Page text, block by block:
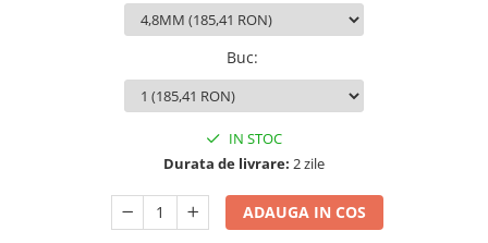
Buc:
IN STOC
Durata de livrare: 2 zile
ADAUGA IN COS